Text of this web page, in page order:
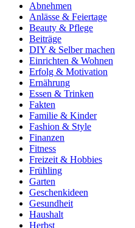
Abnehmen
Anlässe & Feiertage
Beauty & Pflege
Beiträge
DIY & Selber machen
Einrichten & Wohnen
Erfolg & Motivation
Ernährung
Essen & Trinken
Fakten
Familie & Kinder
Fashion & Style
Finanzen
Fitness
Freizeit & Hobbies
Frühling
Garten
Geschenkideen
Gesundheit
Haushalt
Herbst